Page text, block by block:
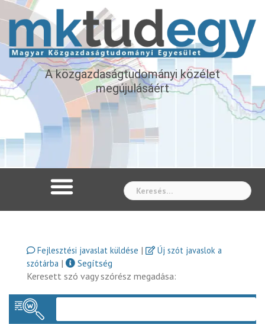
A közgazdaságtudományi közélet
megújulásáért
Fejlesztési javaslat küldése |
Új szót javaslok a
szótárba |
Segítség
Keresett szó vagy szórész megadása: